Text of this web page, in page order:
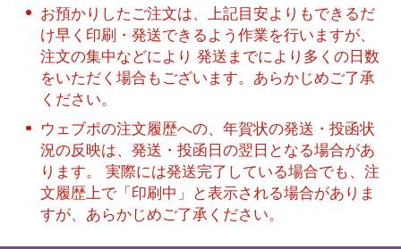
お預かりしたご注文は、上記目安よりもできるだ
け早く印刷・発送できるよう作業を行いますが、
注文の集中などにより 発送までにより多くの日数
をいただく場合もございます。あらかじめご了承
ください。
ウェブポの注文履歴への、年賀状の発送・投函状
況の反映は、発送・投函日の翌日となる場合があ
ります。 実際には発送完了している場合でも、注
文履歴上で「印刷中」と表示される場合がありま
すが、あらかじめご了承ください。